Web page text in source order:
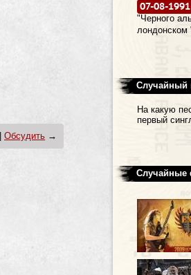
Обсудить →
07-08-1991
"Черного
лондонском
Случайный
На какую
первый
Случайные